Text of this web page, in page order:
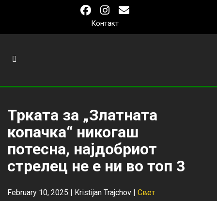
Контакт
Трката за „Златната
копачка“ никогаш
потесна, најдобриот
стрелец не е ни во топ 3
February 10, 2025 | Kristijan Trajchov | Свет